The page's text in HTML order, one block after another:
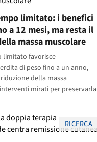
limitato: i benefici
a 12 mesi, ma resta il
massa muscolare
limitato favorisce
di peso fino a un anno,
della massa
mirati per
RICERCA